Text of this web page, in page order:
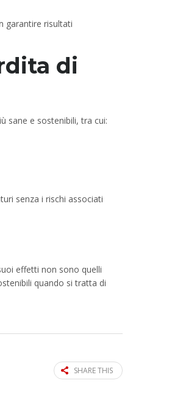
garantire risultati
di
sane e sostenibili, tra cui:
senza i rischi associati
effetti non sono quelli
quando si tratta di
SHARE THIS